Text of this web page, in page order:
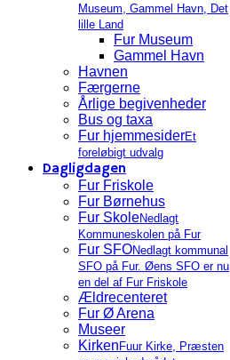
Museum, Gammel Havn, Det
lille Land
Fur Museum
Gammel Havn
Havnen
Færgerne
Årlige begivenheder
Bus og taxa
Fur hjemmesiderEt
foreløbigt udvalg
Dagligdagen
Fur Friskole
Fur Børnehus
Fur SkoleNedlagt
Kommuneskolen på Fur
Fur SFONedlagt kommunal
SFO på Fur. Øens SFO er nu
en del af Fur Friskole
Ældrecenteret
Fur Ø Arena
Museer
Kirken Fuur Kirke, Præsten